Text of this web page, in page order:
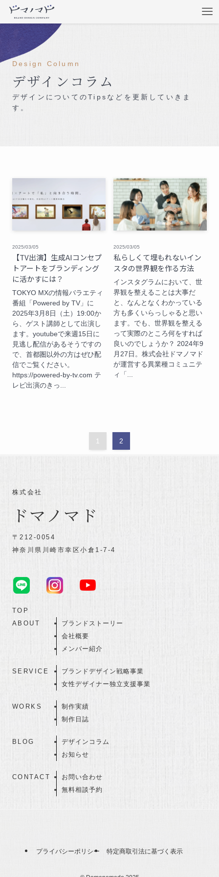
Design Column
デザインコラム
デザインについてのTipsなどを更新していきま
す。
【TV出演】生成AIコンセプ
トアートをブランディング
に活かすには？
TOKYO MXの情報バラエティ
番組「Powered by TV」に
2025年3月8日（土）19:00か
ら、ゲスト講師として出演し
ます。youtubeで来週15日に
見逃し配信があるそうですの
で、首都圏以外の方はぜひ配
信でご覧ください。
https://powered-by-tv.com テ
レビ出演のきっ...
2025/03/05
私らしくて埋もれないイン
スタの世界観を作る方法
インスタグラムにおいて、世
界観を整えることは大事だ
と、なんとなくわかっている
方も多くいらっしゃると思い
ます。でも、世界観を整える
って実際のところ何をすれば
良いのでしょうか？ 2024年9
月27日。株式会社ドマノマド
が運営する異業種コミュニテ
ィ「...
2025/03/05
1 2
株式会社
ドマノマド
〒212-0054
神奈川県川崎市幸区小倉1-7-4
TOP
ABOUT
ブランドストーリー
会社概要
メンバー紹介
SERVICE
ブランドデザイン戦略事業
女性デザイナー独立支援事業
WORKS
制作実績
制作日誌
BLOG
デザインコラム
お知らせ
CONTACT
お問い合わせ
無料相談予約
プライバシーポリシー 特定商取引法に基づく表示